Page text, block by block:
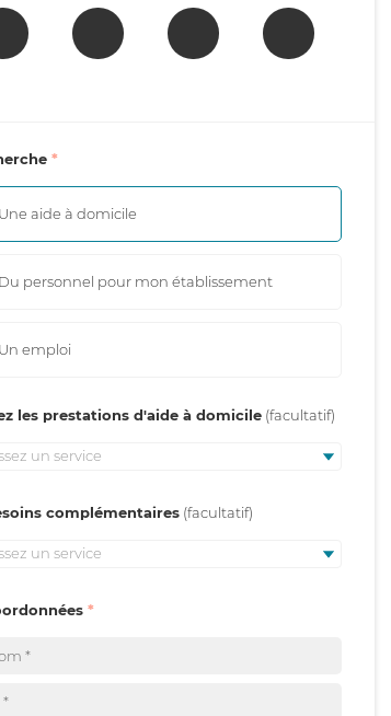
Une aide à domicile
Du personnel pour mon établissement
Un emploi
les prestations d'aide à domicile
un service
complémentaires
un service